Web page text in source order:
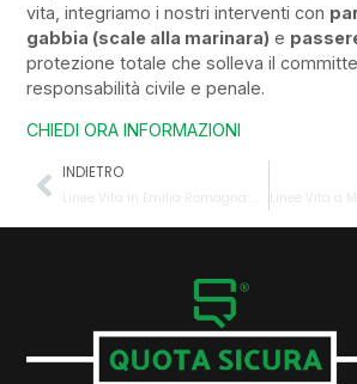
vita, integriamo i nostri interventi con
gabbia (scale alla marinara) e
protezione totale che solleva il
responsabilità civile e penale.
CHIEDI ORA INFORMAZIONI
INDIETRO